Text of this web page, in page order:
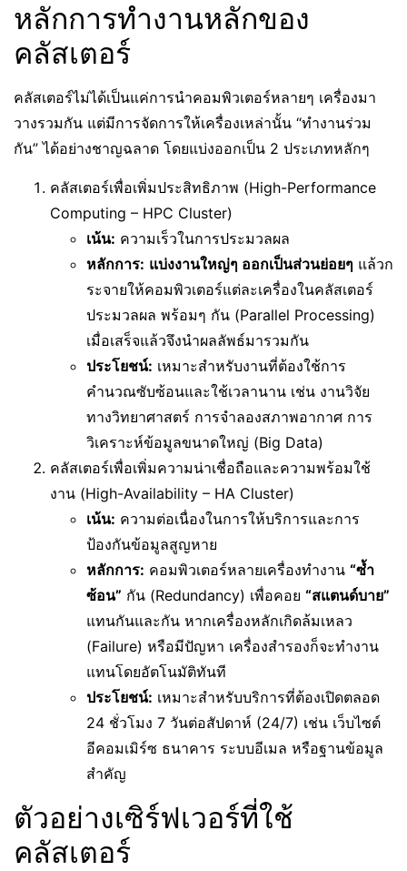
หลักการทำงานหลักของ
คลัสเตอร์
คลัสเตอร์ไม่ได้เป็นแค่การนำคอมพิวเตอร์หลายๆ เครื่องมา
วางรวมกัน แต่มีการจัดการให้เครื่องเหล่านั้น “ทำงานร่วม
กัน” ได้อย่างชาญฉลาด โดยแบ่งออกเป็น 2 ประเภทหลักๆ
คลัสเตอร์เพื่อเพิ่มประสิทธิภาพ (High-Performance
Computing – HPC Cluster)
เน้น: ความเร็วในการประมวลผล
หลักการ: แบ่งงานใหญ่ๆ ออกเป็นส่วนย่อยๆ แล้วก
ระจายให้คอมพิวเตอร์แต่ละเครื่องในคลัสเตอร์
ประมวลผล พร้อมๆ กัน (Parallel Processing)
เมื่อเสร็จแล้วจึงนำผลลัพธ์มารวมกัน
ประโยชน์: เหมาะสำหรับงานที่ต้องใช้การ
คำนวณซับซ้อนและใช้เวลานาน เช่น งานวิจัย
ทางวิทยาศาสตร์ การจำลองสภาพอากาศ การ
วิเคราะห์ข้อมูลขนาดใหญ่ (Big Data)
คลัสเตอร์เพื่อเพิ่มความน่าเชื่อถือและความพร้อมใช้
งาน (High-Availability – HA Cluster)
เน้น: ความต่อเนื่องในการให้บริการและการ
ป้องกันข้อมูลสูญหาย
หลักการ: คอมพิวเตอร์หลายเครื่องทำงาน “ซ้ำ
ซ้อน” กัน (Redundancy) เพื่อคอย “สแตนด์บาย”
แทนกันและกัน หากเครื่องหลักเกิดล้มเหลว
(Failure) หรือมีปัญหา เครื่องสำรองก็จะทำงาน
แทนโดยอัตโนมัติทันที
ประโยชน์: เหมาะสำหรับบริการที่ต้องเปิดตลอด
24 ชั่วโมง 7 วันต่อสัปดาห์ (24/7) เช่น เว็บไซต์
อีคอมเมิร์ซ ธนาคาร ระบบอีเมล หรือฐานข้อมูล
สำคัญ
ตัวอย่างเซิร์ฟเวอร์ที่ใช้
คลัสเตอร์